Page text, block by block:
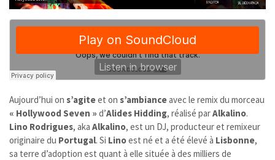
Aujourd’hui on s’agiteet on s’ambianceavec le remix du morceau
« Hollywood Seven » d’Alides Hidding, réalisé parAlkalino.
Lino Rodrigues, aka Alkalino, est un DJ, producteur et remixeur
originaire du Portugal. Si Linoest né et a été élevé à Lisbonne,
sa terre d’adoption est quant à elle située à des milliers de